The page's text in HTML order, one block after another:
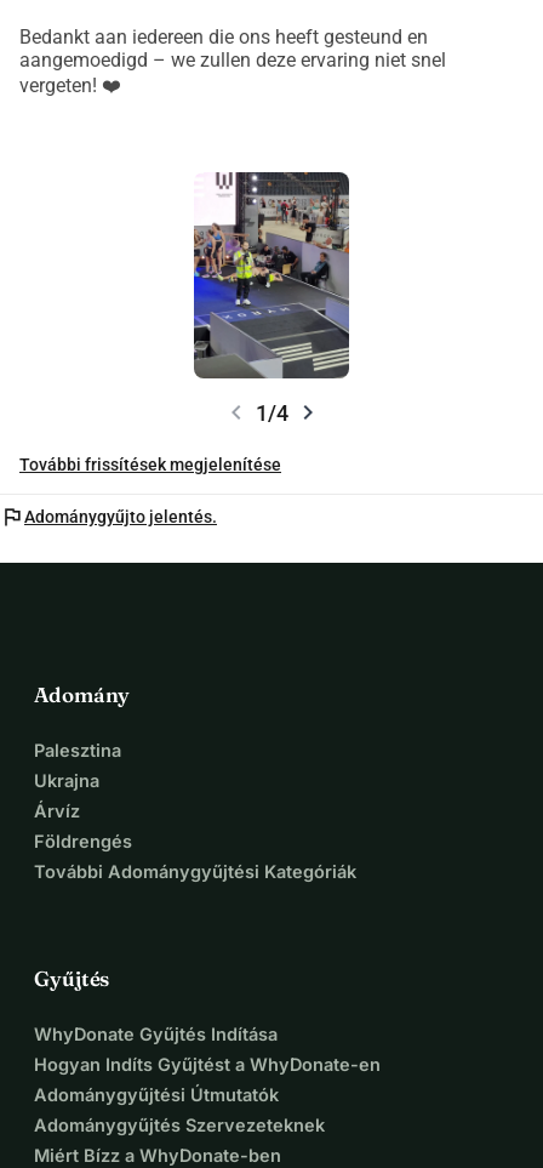
Bedankt aan iedereen die ons heeft gesteund en
aangemoedigd – we zullen deze ervaring niet snel
vergeten! ❤️
chevron_left 1/4 chevron_right
További frissítések megjelenítése
flagAdománygyűjto jelentés.
Adomány
Palesztina
Ukrajna
Árvíz
Földrengés
További Adománygyűjtési Kategóriák
Gyűjtés
WhyDonate Gyűjtés Indítása
Hogyan Indíts Gyűjtést a WhyDonate-en
Adománygyűjtési Útmutatók
Adománygyűjtés Szervezeteknek
Miért Bízz a WhyDonate-ben